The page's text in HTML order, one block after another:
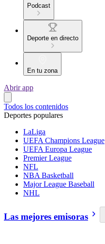
Podcast
Deporte en directo
En tu zona
Abrir app
Todos los contenidos
Deportes populares
LaLiga
UEFA Champions League
UEFA Europa League
Premier League
NFL
NBA Basketball
Major League Baseball
NHL
Las mejores emisoras